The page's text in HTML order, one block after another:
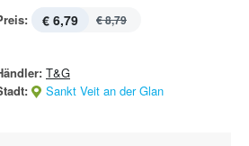
€ 6,79 € 8,79
T&G
Sankt Veit an der Glan